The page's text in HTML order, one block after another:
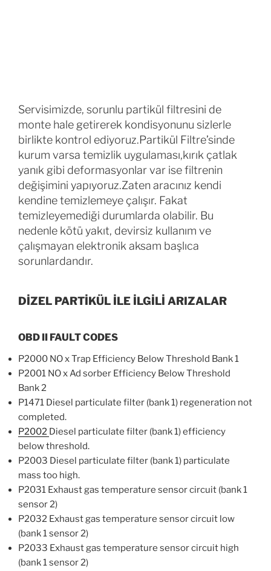
Servisimizde, sorunlu partikül filtresini de
monte hale getirerek kondisyonunu sizlerle
birlikte kontrol ediyoruz.Partikül Filtre’sinde
kurum varsa temizlik uygulaması,kırık çatlak
yanık gibi deformasyonlar var ise filtrenin
değişimini yapıyoruz.Zaten aracınız kendi
kendine temizlemeye çalışır. Fakat
temizleyemediği durumlarda olabilir. Bu
nedenle kötü yakıt, devirsiz kullanım ve
çalışmayan elektronik aksam başlıca
sorunlardandır.
DİZEL PARTİKÜL İLE İLGİLİ ARIZALAR
OBD II FAULT CODES
P2000 NO x Trap Efficiency Below Threshold Bank 1
P2001 NO x Ad sorber Efficiency Below Threshold
Bank 2
P1471 Diesel particulate filter (bank 1) regeneration not
completed.
P2002 Diesel particulate filter (bank 1) efficiency
below threshold.
P2003 Diesel particulate filter (bank 1) particulate
mass too high.
P2031 Exhaust gas temperature sensor circuit (bank 1
sensor 2)
P2032 Exhaust gas temperature sensor circuit low
(bank 1 sensor 2)
P2033 Exhaust gas temperature sensor circuit high
(bank 1 sensor 2)